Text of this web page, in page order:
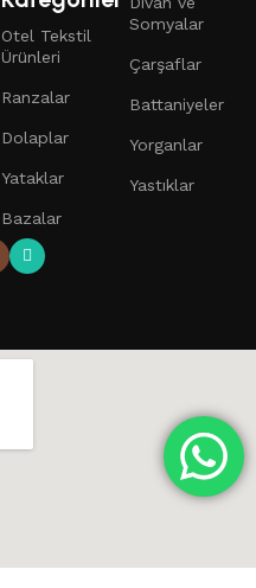
Otel Tekstil
Ürünleri
Ranzalar
Dolaplar
Yataklar
Bazalar
Somyalar
Çarşaflar
Battaniyeler
Yorganlar
Yastıklar